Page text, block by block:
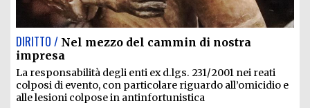
DIRITTO / Nel mezzo del cammin di nostra
impresa
La responsabilità degli enti ex d.lgs. 231/2001 nei reati
colposi di evento, con particolare riguardo all’omicidio e
alle lesioni colpose in antinfortunistica